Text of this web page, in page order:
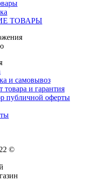
ТОВАРЫ
и самовывоз
товара и гарантия
публичной оферты
©